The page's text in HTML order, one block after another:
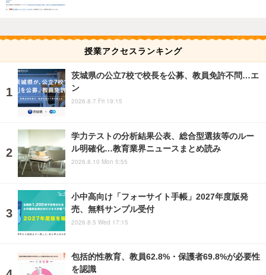
授業アクセスランキング
茨城県の公立7校で校長を公募、教員免許不問…エ
ン
2026.8.7 Fri 19:15
学力テストの分析結果公表、総合型選抜等のルー
ル明確化…教育業界ニュースまとめ読み
2026.8.10 Mon 5:55
小中高向け「フォーサイト手帳」2027年度版発
売、無料サンプル受付
2026.8.5 Wed 17:15
包括的性教育、教員62.8%・保護者69.8%が必要性
を認識